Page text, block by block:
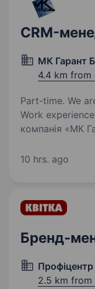
CRM-
МК Гарант
4.4 km from
Part-time. We
Work experience
компанія «МК
CRM-менеджера.
10 hrs. ago
Бренд-
2.5 km from